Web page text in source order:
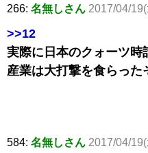
266: 名無しさん 2017/04/
>>12
実際に日本のクォーツ時
産業は大打撃を食らった
584: 名無しさん 2017/04/